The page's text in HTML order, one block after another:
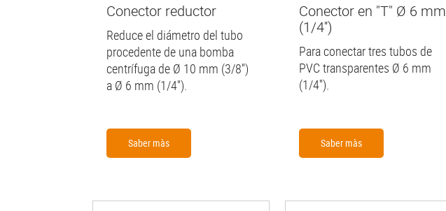
Conector reductor
Reduce el diámetro del tubo
procedente de una bomba
centrífuga de Ø 10 mm (3/8'')
a Ø 6 mm (1/4'').
Saber màs
Conector en "T" Ø 6 mm
(1/4'')
Para conectar tres tubos de
PVC transparentes Ø 6 mm
(1/4'').
Saber màs